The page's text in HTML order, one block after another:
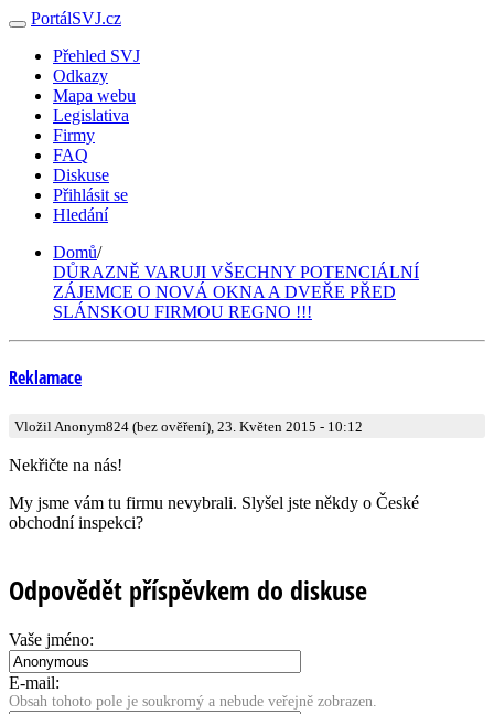
PortálSVJ.cz
Přehled SVJ
Odkazy
Mapa webu
Legislativa
Firmy
FAQ
Diskuse
Přihlásit se
Hledání
Domů/
DŮRAZNĚ VARUJI VŠECHNY POTENCIÁLNÍ
ZÁJEMCE O NOVÁ OKNA A DVEŘE PŘED
SLÁNSKOU FIRMOU REGNO !!!
Reklamace
Vložil Anonym824 (bez ověření), 23. Květen 2015 - 10:12
Nekřičte na nás!
My jsme vám tu firmu nevybrali. Slyšel jste někdy o České
obchodní inspekci?
Odpovědět příspěvkem do diskuse
Vaše jméno:
E-mail:
Obsah tohoto pole je soukromý a nebude veřejně zobrazen.